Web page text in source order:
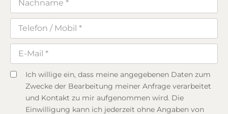
Ich willige ein, dass meine angegebenen Daten zum
Zwecke der Bearbeitung meiner Anfrage verarbeitet
und Kontakt zu mir aufgenommen wird. Die
Einwilligung kann ich jederzeit ohne Angaben von